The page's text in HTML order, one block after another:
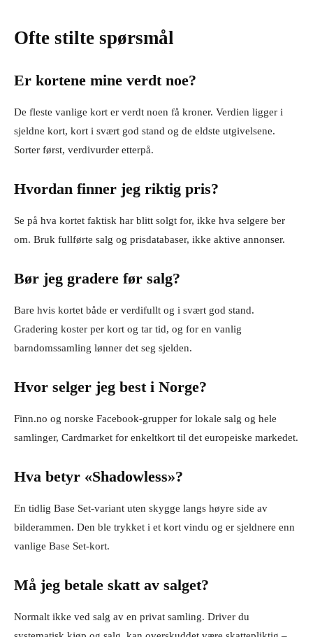
Ofte stilte spørsmål
Er kortene mine verdt noe?
De fleste vanlige kort er verdt noen få kroner. Verdien ligger i
sjeldne kort, kort i svært god stand og de eldste utgivelsene.
Sorter først, verdivurder etterpå.
Hvordan finner jeg riktig pris?
Se på hva kortet faktisk har blitt solgt for, ikke hva selgere ber
om. Bruk fullførte salg og prisdatabaser, ikke aktive annonser.
Bør jeg gradere før salg?
Bare hvis kortet både er verdifullt og i svært god stand.
Gradering koster per kort og tar tid, og for en vanlig
barndomssamling lønner det seg sjelden.
Hvor selger jeg best i Norge?
Finn.no og norske Facebook-grupper for lokale salg og hele
samlinger, Cardmarket for enkeltkort til det europeiske markedet.
Hva betyr «Shadowless»?
En tidlig Base Set-variant uten skygge langs høyre side av
bilderammen. Den ble trykket i et kort vindu og er sjeldnere enn
vanlige Base Set-kort.
Må jeg betale skatt av salget?
Normalt ikke ved salg av en privat samling. Driver du